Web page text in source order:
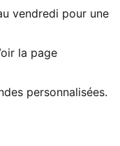
vendredi pour une
la page
personnalisées.